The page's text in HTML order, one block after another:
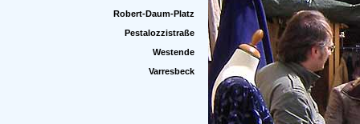
Robert-Daum-Platz
Pestalozzistraße
Westende
Varresbeck